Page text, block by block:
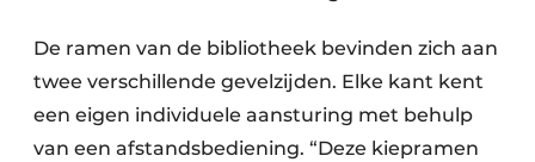
De ramen van de bibliotheek bevinden zich aan
twee verschillende gevelzijden. Elke kant kent
een eigen individuele aansturing met behulp
van een afstandsbediening. “Deze kiepramen